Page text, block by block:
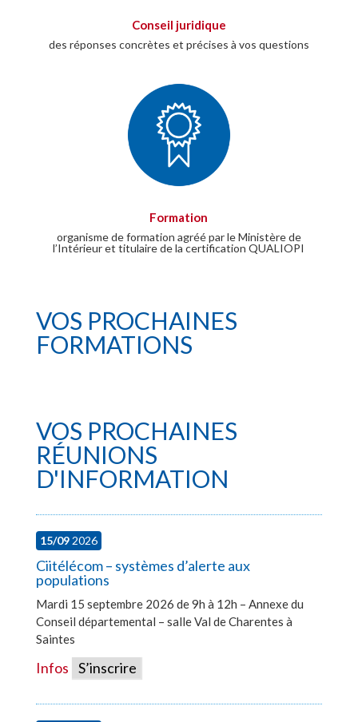
Conseil juridique
des réponses concrètes et précises à vos questions
Formation
organisme de formation agréé par le Ministère de
l’Intérieur et titulaire de la certification QUALIOPI
VOS PROCHAINES
FORMATIONS
VOS PROCHAINES
RÉUNIONS
D'INFORMATION
15/092026
Ciitélécom – systèmes d’alerte aux
populations
Mardi 15 septembre 2026 de 9h à 12h – Annexe du
Conseil départemental – salle Val de Charentes à
Saintes
Infos S’inscrire